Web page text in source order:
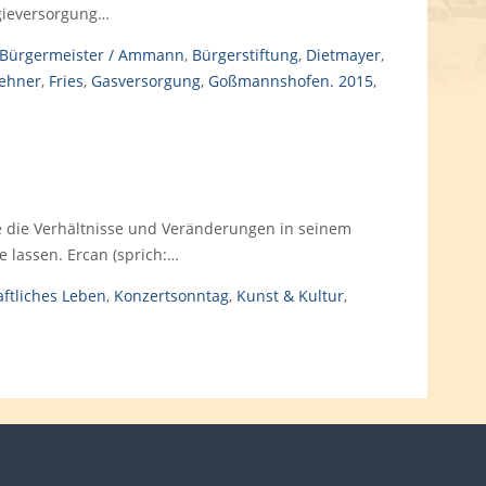
/ Ammann, Bürgerstiftung, Dietmayer,
, Fries, Gasversorgung, Goßmannshofen. 2015,
Verhältnisse und Veränderungen in seinem
lassen. Ercan (sprich:…
Leben, Konzertsonntag, Kunst & Kultur,